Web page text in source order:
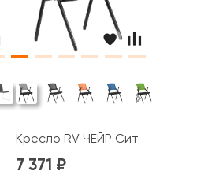
/ Simple (X-19)
Кресло RV ЧЕЙР Сит / Seat
7 371